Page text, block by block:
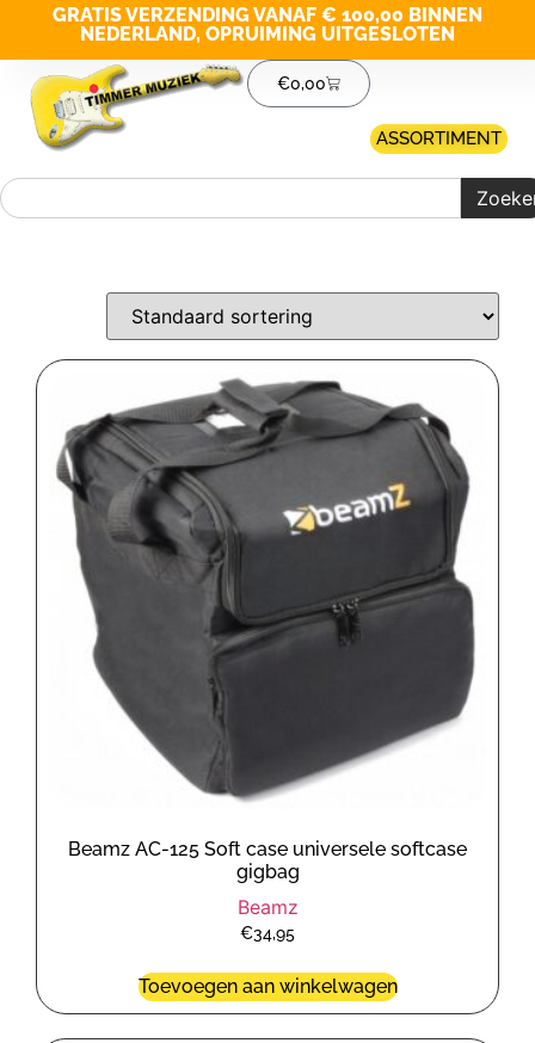
GRATIS VERZENDING VANAF € 100,00 BINNEN
NEDERLAND, OPRUIMING UITGESLOTEN
€0,00
ASSORTIMENT
Merk filter
Beamz AC-125 Soft case universele softcase
gigbag
Beamz
€34,95
Toevoegen aan winkelwagen